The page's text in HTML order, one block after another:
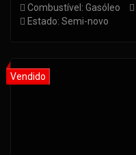
Combustível: Gasóleo
Estado: Semi-novo